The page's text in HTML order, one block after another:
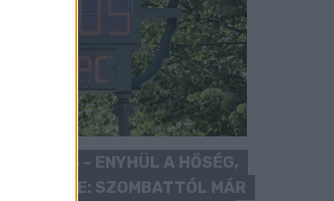
2026 - ENYHÜL A HŐSÉG,
VÉGE: SZOMBATTÓL MÁR